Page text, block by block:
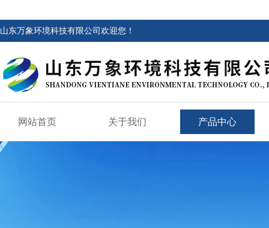
山东万象环境科技有限公司欢迎您！
网站首页 关于我们 产品中心